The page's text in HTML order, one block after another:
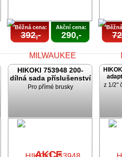
Běžná cena:
392,-
Akční cena:
290,-
HIKOKI 753948 200-
dílná sada příslušenství
Pro přímé brusky
AKCE
z 1/2"